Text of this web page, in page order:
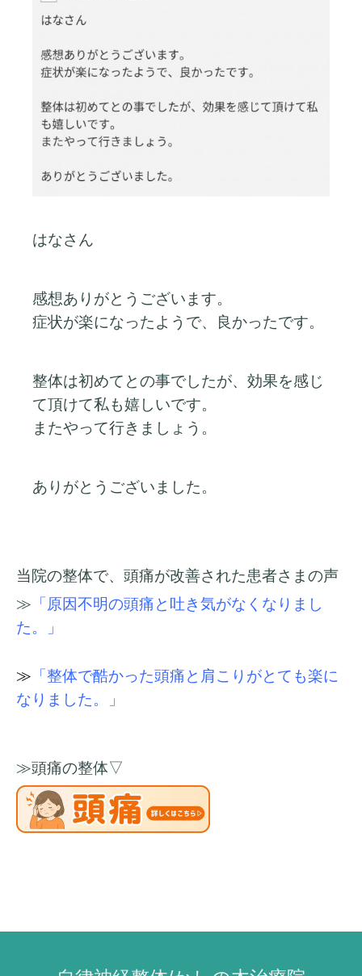
はなさん
感想ありがとうございます。
症状が楽になったようで、良かったです。
整体は初めてとの事でしたが、効果を感じ
て頂けて私も嬉しいです。
またやって行きましょう。
ありがとうございました。
当院の整体で、頭痛が改善された患者さまの声
≫ 「原因不明の頭痛と吐き気がなくなりまし
た。」
≫ 「整体で酷かった頭痛と肩こりがとても楽に
なりました。」
≫頭痛の整体▽